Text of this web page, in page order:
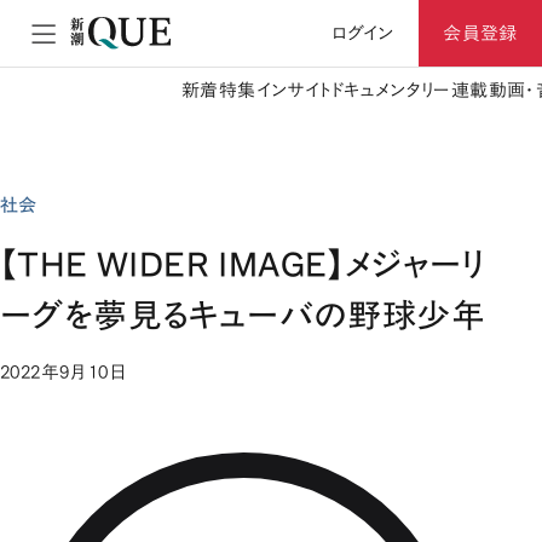
ログイン 会員登録
新着特集 インサイト ドキュメンタリー 連載動画
社会
【THE WIDER IMAGE】メジャーリ
ーグを夢見るキューバの野球少年
2022年9月10日